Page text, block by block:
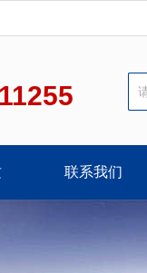
联系我们